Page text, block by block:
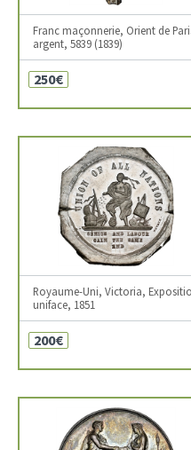
Franc maçonnerie, Orient de
argent, 5839 (1839)
250€
Royaume-Uni, Victoria,
uniface, 1851
200€